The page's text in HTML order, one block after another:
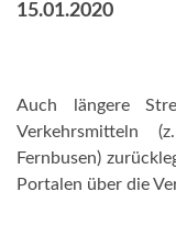
15.01.2020
Auch längere
Verkehrsmitteln
Fernbusen)
Portalen über die